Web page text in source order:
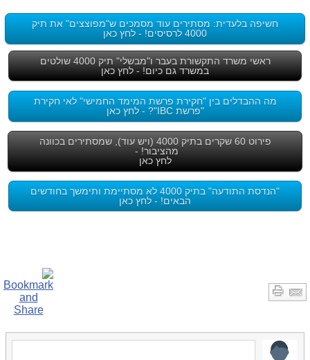
חשיפה בלעדית: מסתירים עוד מסמכים ש"מפוצצים" את תיק
4000 לרסיסים! - לחץ כאן
ראשי משרד התקשורת בעבר ו"מבשלי" תיק 4000 שולטים
במשרד גם כיום! - לחץ כאן
מה ההבדלים בין "חקירת פרשת המימד החמישי" לאי חקירת
"פרשת IBC"? - לחץ כאן
פירוט 60 שקרים בתיק 4000 (ויש עוד), שמסתירים בכוונה
מהציבור! -
לחץ כאן
"הנדסת התודעה" בתיק 4000 לא מסתיימת ותימשך בחודשים
הבאים! - לחץ כאן